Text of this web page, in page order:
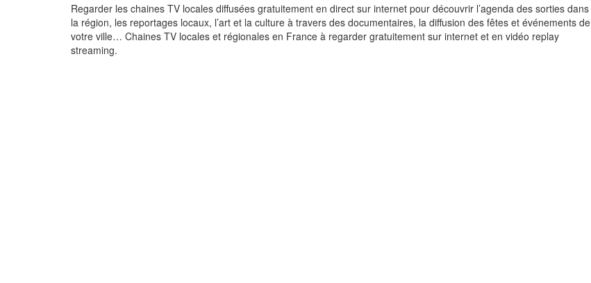
Regarder les chaines TV locales diffusées gratuitement en direct sur internet pour découvrir l’agenda des sorties dans
la région, les reportages locaux, l’art et la culture à travers des documentaires, la diffusion des fêtes et événements de
votre ville… Chaines TV locales et régionales en France à regarder gratuitement sur internet et en vidéo replay
streaming.